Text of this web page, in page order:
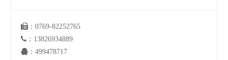
 ：0769-82252765
 ：13826934889
 ：499478717